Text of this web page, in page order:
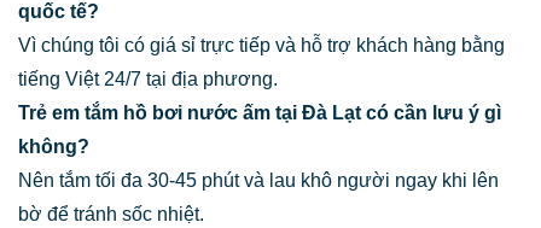
quốc tế?
Vì chúng tôi có giá sỉ trực tiếp và hỗ trợ khách hàng bằng
tiếng Việt 24/7 tại địa phương.
Trẻ em tắm hồ bơi nước ấm tại Đà Lạt có cần lưu ý gì
không?
Nên tắm tối đa 30-45 phút và lau khô người ngay khi lên
bờ để tránh sốc nhiệt.